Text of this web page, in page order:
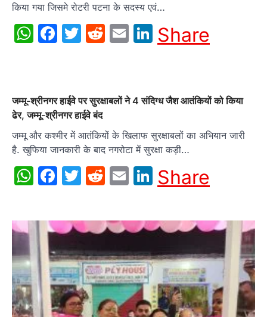
किया गया जिसमे रोटरी पटना के सदस्य एवं…
WhatsApp
Facebook
Twitter
Reddit
EmailLinkedIn
Share
जम्मू-श्रीनगर हाईवे पर सुरक्षाबलों ने 4 संदिग्ध जैश आतंकियों को किया
ढेर, जम्मू-श्रीनगर हाईवे बंद
जम्मू और कश्मीर में आतंकियों के खिलाफ सुरक्षाबलों का अभियान जारी
है. खुफिया जानकारी के बाद नगरोटा में सुरक्षा कड़ी…
WhatsApp
Facebook
Twitter
Reddit
EmailLinkedIn
Share